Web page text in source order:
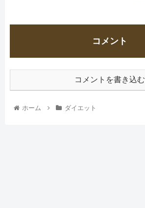
コメント
コメントを書き込む
ホーム ダイエット